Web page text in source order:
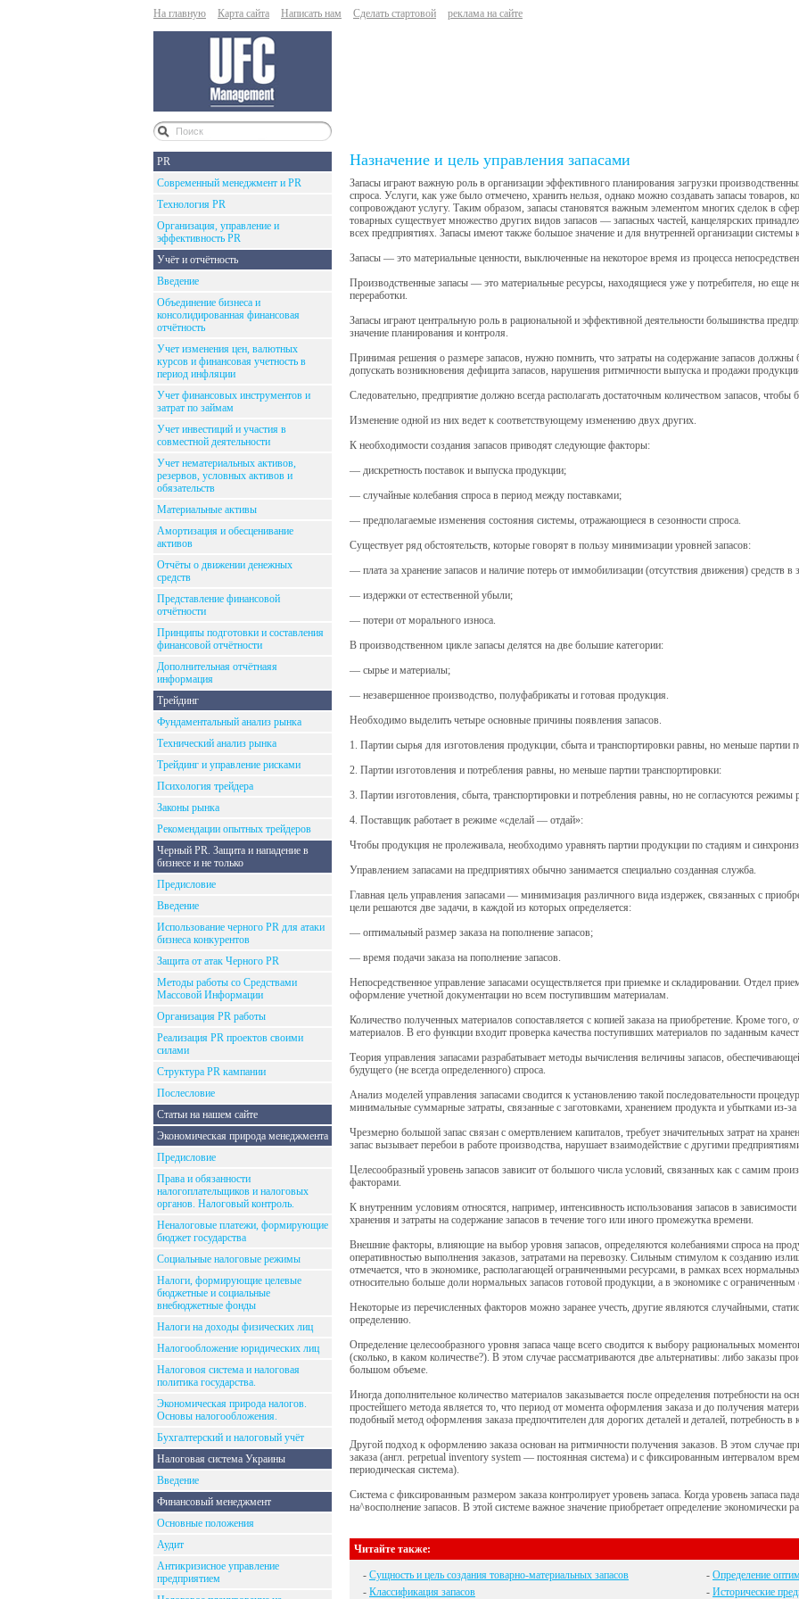
На главную Карта сайта Написать нам Сделать стартовой реклама на сайте
PR
Современный менеджмент и PR
Технология PR
Организация, управление и
эффективность PR
Учёт и отчётность
Введение
Объединение бизнеса и
консолидированная финансовая
отчётность
Учет изменения цен, валютных
курсов и финансовая учетность в
период инфляции
Учет финансовых инструментов и
затрат по займам
Учет инвестиций и участия в
совместной деятельности
Учет нематериальных активов,
резервов, условных активов и
обязательств
Материальные активы
Амортизация и обесценивание
активов
Отчёты о движении денежных
средств
Представление финансовой
отчётности
Принципы подготовки и составления
финансовой отчётности
Дополнительная отчётнаяя
информация
Трейдинг
Фундаментальный анализ рынка
Технический анализ рынка
Трейдинг и управление рисками
Психология трейдера
Законы рынка
Рекомендации опытных трейдеров
Черный PR. Защита и нападение в
бизнесе и не только
Предисловие
Введение
Использование черного PR для атаки
бизнеса конкурентов
Защита от атак Черного PR
Методы работы со Средствами
Массовой Информации
Организация PR работы
Реализация PR проектов своими
силами
Структура PR кампании
Послесловие
Статьи на нашем сайте
Экономическая природа менеджмента
Предисловие
Права и обязанности
налогоплательщиков и налоговых
органов. Налоговый контроль.
Неналоговые платежи, формирующие
бюджет государства
Социальные налоговые режимы
Налоги, формирующие целевые
бюджетные и социальные
внебюджетные фонды
Налоги на доходы физических лиц
Налогообложение юридических лиц
Налоговоя система и налоговая
политика государства.
Экономическая природа налогов.
Основы налогообложения.
Бухгалтерский и налоговый учёт
Налоговая система Украины
Введение
Финансовый менеджмент
Основные положения
Аудит
Антикризисное управление
предприятием
Назначение и цель управления запасами
Запасы играют важную роль в организации эффективного планирования загрузки
спроса. Услуги, как уже было отмечено, хранить нельзя, однако можно создавать запасы товаров,
сопровождают услугу. Таким образом, запасы становятся важным элементом многих сделок в
товарных существует множество других видов запасов — запасных частей, канцелярских
всех предприятиях. Запасы имеют также большое значение и для внутренней организации системы
Запасы — это материальные ценности, выключенные на некоторое время из процесса
Производственные запасы — это материальные ресурсы, находящиеся уже у потребителя, но еще
переработки.
Запасы играют центральную роль в рациональной и эффективной деятельности большинства
значение планирования и контроля.
Принимая решения о размере запасов, нужно помнить, что затраты на содержание запасов
допускать возникновения дефицита запасов, нарушения ритмичности выпуска и продажи
Следовательно, предприятие должно всегда располагать достаточным количеством запасов,
Изменение одной из них ведет к соответствующему изменению двух других.
К необходимости создания запасов приводят следующие факторы:
— дискретность поставок и выпуска продукции;
— случайные колебания спроса в период между поставками;
— предполагаемые изменения состояния системы, отражающиеся в сезонности спроса.
Существует ряд обстоятельств, которые говорят в пользу минимизации уровней запасов:
— плата за хранение запасов и наличие потерь от иммобилизации (отсутствия движения) средств в
— издержки от естественной убыли;
— потери от морального износа.
В производственном цикле запасы делятся на две большие категории:
— сырье и материалы;
— незавершенное производство, полуфабрикаты и готовая продукция.
Необходимо выделить четыре основные причины появления запасов.
1. Партии сырья для изготовления продукции, сбыта и транспортировки равны, но меньше партии
2. Партии изготовления и потребления равны, но меньше партии транспортировки:
3. Партии изготовления, сбыта, транспортировки и потребления равны, но не согласуются режимы
4. Поставщик работает в режиме «сделай — отдай»:
Чтобы продукция не пролеживала, необходимо уравнять партии продукции по стадиям и
Управлением запасами на предприятиях обычно занимается специально созданная служба.
Главная цель управления запасами — минимизация различного вида издержек, связанных с
цели решаются две задачи, в каждой из которых определяется:
— оптимальный размер заказа на пополнение запасов;
— время подачи заказа на пополнение запасов.
Непосредственное управление запасами осуществляется при приемке и складировании. Отдел
оформление учетной документации но всем поступившим материалам.
Количество полученных материалов сопоставляется с копией заказа на приобретение. Кроме того,
материалов. В его функции входит проверка качества поступивших материалов по заданным
Теория управления запасами разрабатывает методы вычисления величины запасов,
будущего (не всегда определенного) спроса.
Анализ моделей управления запасами сводится к установлению такой последовательности
минимальные суммарные затраты, связанные с заготовками, хранением продукта и убытками из-за
Чрезмерно большой запас связан с омертвлением капиталов, требует значительных затрат на
запас вызывает перебои в работе производства, нарушает взаимодействие с другими
Целесообразный уровень запасов зависит от большого числа условий, связанных как с самим
факторами.
К внутренним условиям относятся, например, интенсивность использования запасов в
хранения и затраты на содержание запасов в течение того или иного промежутка времени.
Внешние факторы, влияющие на выбор уровня запасов, определяются колебаниями спроса на
оперативностью выполнения заказов, затратами на перевозку. Сильным стимулом к созданию
отмечается, что в экономике, располагающей ограниченными ресурсами, в рамках всех
относительно больше доли нормальных запасов готовой продукции, а в экономике с
Некоторые из перечисленных факторов можно заранее учесть, другие являются случайными,
определению.
Определение целесообразного уровня запаса чаще всего сводится к выбору рациональных
(сколько, в каком количестве?). В этом случае рассматриваются две альтернативы: либо заказы
большом объеме.
Иногда дополнительное количество материалов заказывается после определения потребности на
простейшего метода является то, что период от момента оформления заказа и до получения
подобный метод оформления заказа предпочтителен для дорогих деталей и деталей, потребность в
Другой подход к оформлению заказа основан на ритмичности получения заказов. В этом случае
заказа (англ. perpetual inventory system — постоянная система) и с фиксированным интервалом
периодическая система).
Система с фиксированным размером заказа контролирует уровень запаса. Когда уровень запаса
на^восполнение запасов. В этой системе важное значение приобретает определение экономически
Читайте также:
- Сущность и цель создания товарно-материальных запасов
- Классификация запасов
- Определение
- Исторические